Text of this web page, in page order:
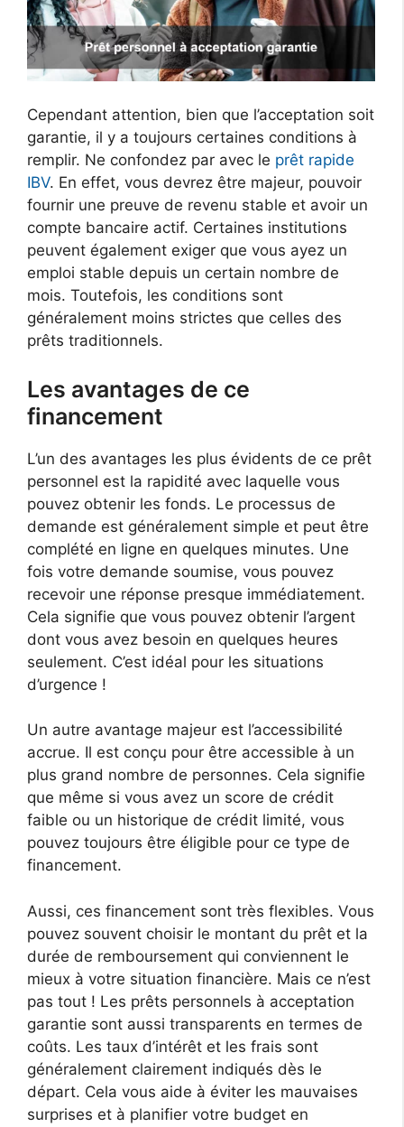
Cependant attention, bien que l’acceptation soit
garantie, il y a toujours certaines conditions à
remplir. Ne confondez par avec le prêt rapide
IBV. En effet, vous devrez être majeur, pouvoir
fournir une preuve de revenu stable et avoir un
compte bancaire actif. Certaines institutions
peuvent également exiger que vous ayez un
emploi stable depuis un certain nombre de
mois. Toutefois, les conditions sont
généralement moins strictes que celles des
prêts traditionnels.
Les avantages de ce
financement
L’un des avantages les plus évidents de ce prêt
personnel est la rapidité avec laquelle vous
pouvez obtenir les fonds. Le processus de
demande est généralement simple et peut être
complété en ligne en quelques minutes. Une
fois votre demande soumise, vous pouvez
recevoir une réponse presque immédiatement.
Cela signifie que vous pouvez obtenir l’argent
dont vous avez besoin en quelques heures
seulement. C’est idéal pour les situations
d’urgence !
Un autre avantage majeur est l’accessibilité
accrue. Il est conçu pour être accessible à un
plus grand nombre de personnes. Cela signifie
que même si vous avez un score de crédit
faible ou un historique de crédit limité, vous
pouvez toujours être éligible pour ce type de
financement.
Aussi, ces financement sont très flexibles. Vous
pouvez souvent choisir le montant du prêt et la
durée de remboursement qui conviennent le
mieux à votre situation financière. Mais ce n’est
pas tout ! Les prêts personnels à acceptation
garantie sont aussi transparents en termes de
coûts. Les taux d’intérêt et les frais sont
généralement clairement indiqués dès le
départ. Cela vous aide à éviter les mauvaises
surprises et à planifier votre budget en